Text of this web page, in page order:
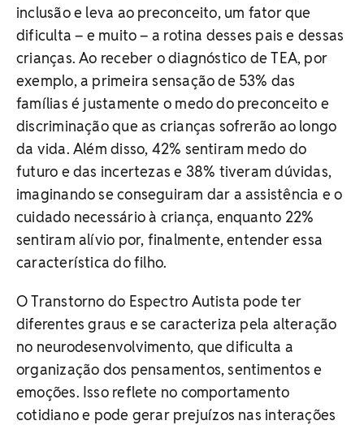
inclusão e leva ao preconceito, um fator que
dificulta – e muito – a rotina desses pais e dessas
crianças. Ao receber o diagnóstico de TEA, por
exemplo, a primeira sensação de 53% das
famílias é justamente o medo do preconceito e
discriminação que as crianças sofrerão ao longo
da vida. Além disso, 42% sentiram medo do
futuro e das incertezas e 38% tiveram dúvidas,
imaginando se conseguiram dar a assistência e o
cuidado necessário à criança, enquanto 22%
sentiram alívio por, finalmente, entender essa
característica do filho.
O Transtorno do Espectro Autista pode ter
diferentes graus e se caracteriza pela alteração
no neurodesenvolvimento, que dificulta a
organização dos pensamentos, sentimentos e
emoções. Isso reflete no comportamento
cotidiano e pode gerar prejuízos nas interações